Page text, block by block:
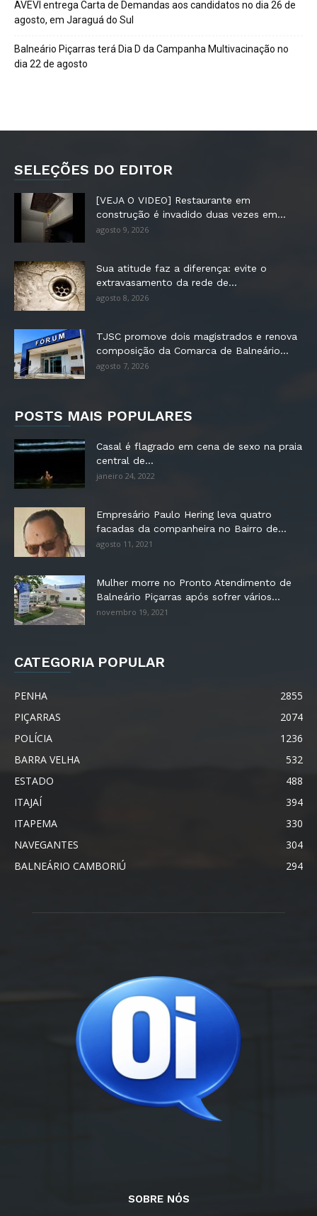
AVEVI entrega Carta de Demandas aos candidatos no dia 26 de
agosto, em Jaraguá do Sul
Balneário Piçarras terá Dia D da Campanha Multivacinação no
dia 22 de agosto
SELEÇÕES DO EDITOR
[VEJA O VIDEO] Restaurante em
construção é invadido duas vezes em...
agosto 9, 2026
Sua atitude faz a diferença: evite o
extravasamento da rede de...
agosto 8, 2026
TJSC promove dois magistrados e renova
composição da Comarca de Balneário...
agosto 7, 2026
POSTS MAIS POPULARES
Casal é flagrado em cena de sexo na praia
central de...
janeiro 24, 2022
Empresário Paulo Hering leva quatro
facadas da companheira no Bairro de...
agosto 11, 2021
Mulher morre no Pronto Atendimento de
Balneário Piçarras após sofrer vários...
novembro 19, 2021
CATEGORIA POPULAR
PENHA
2855
PIÇARRAS
2074
POLÍCIA
1236
BARRA VELHA
532
ESTADO
488
ITAJAÍ
394
ITAPEMA
330
NAVEGANTES
304
BALNEÁRIO CAMBORIÚ
294
SOBRE NÓS